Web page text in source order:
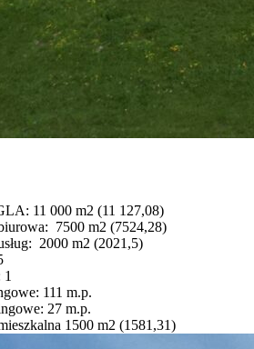
11 000 m2 (11 127,08)
7500 m2 (7524,28)
2000 m2 (2021,5)
1
111 m.p.
27 m.p.
1500 m2 (1581,31)